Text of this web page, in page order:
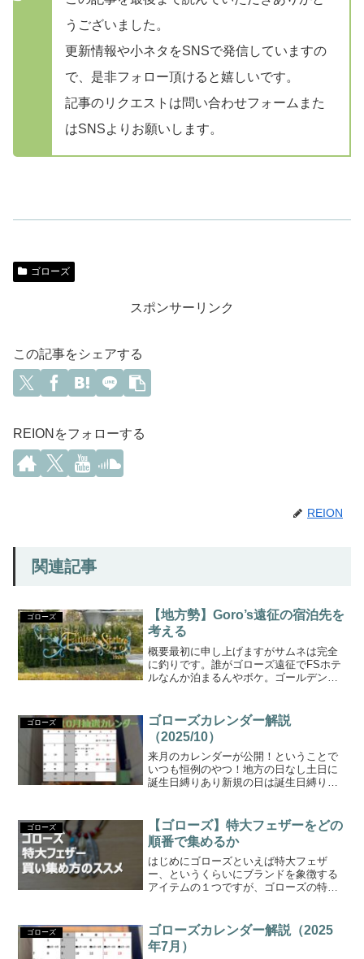
うございました。
更新情報や小ネタをSNSで発信していますの
で、是非フォロー頂けると嬉しいです。
記事のリクエストは問い合わせフォームまた
はSNSよりお願いします。
ゴローズ
スポンサーリンク
この記事をシェアする
REIONをフォローする
REION
関連記事
ゴローズ
【地方勢】Goro’s遠征の宿泊先を
考える
概要最初に申し上げますがサムネは完全
に釣りです。誰がゴローズ遠征でFSホテ
ルなんか泊まるんやボケ。ゴールデンウ
は有給も使って11連休。流石に毎日並ぶ
（金銭的）体力はあり...
ゴローズ
ゴローズカレンダー解説
（2025/10）
来月のカレンダーが公開！ということで
いつも恒例のやつ！地方の日なし土日に
誕生日縛りあり新規の日は誕生日縛りあ
とっては全然良くない…。並びやすいと
いえば並びやすいですが、...
ゴローズ
【ゴローズ】特大フェザーをどの
順番で集めるか
はじめにゴローズといえば特大フェザ
ー、というくらいにブランドを象徴する
アイテムの１つですが、ゴローズの特大
が、最初のうちは集める順番により組み
方の制約が発生するため、...
ゴローズ
ゴローズカレンダー解説（2025
年7月）